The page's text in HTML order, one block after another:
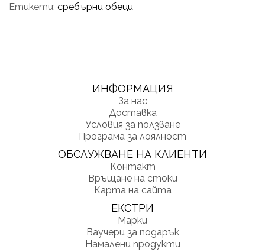
Етикети: сребърни обеци
ИНФОРМАЦИЯ
За нас
Доставка
Условия за ползване
Програма за лоялност
ОБСЛУЖВАНЕ НА КЛИЕНТИ
Контакт
Връщане на стоки
Карта на сайта
ЕКСТРИ
Марки
Ваучери за подарък
Намалени продукти